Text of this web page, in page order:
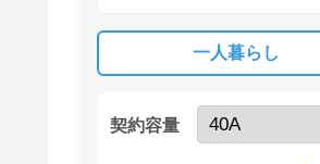
一人暮らし
契約容量